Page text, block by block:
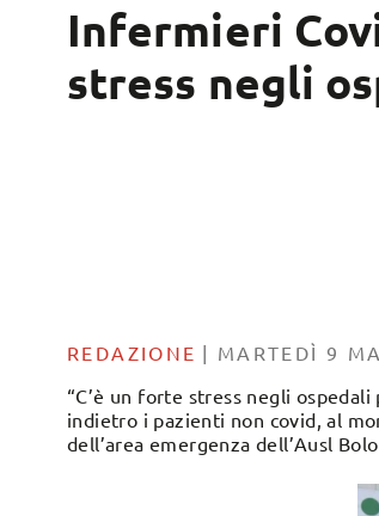
Infermieri
stress negli
REDAZIONE | MARTEDÌ 9
“C’è un forte stress negli
indietro i pazienti non covid, al
dell’area emergenza dell’Ausl